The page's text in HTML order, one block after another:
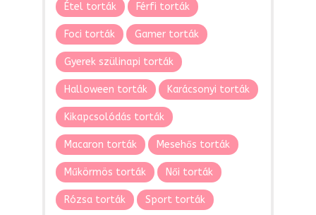
Étel torták Férfi torták
Foci torták Gamer torták
Gyerek szülinapi torták
Halloween torták Karácsonyi torták
Kikapcsolódás torták
Macaron torták Mesehős torták
Műkörmös torták Női torták
Rózsa torták Sport torták